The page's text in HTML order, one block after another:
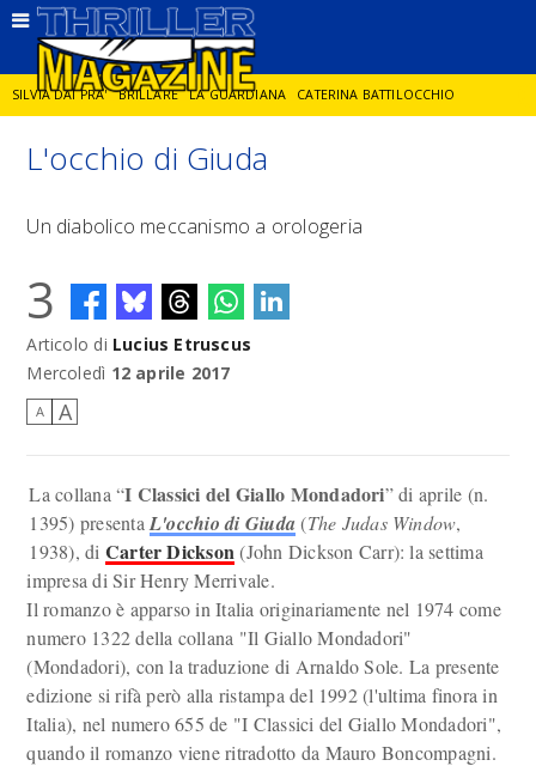
SILVIA DAI PRA' BRILLARE LA GUARDIANA CATERINA BATTILOCCHIO
JORGE DIAZ LA SPIA DELITTO IN CORNICE
L'occhio di Giuda
Un diabolico meccanismo a orologeria
3
Articolo di Lucius Etruscus
Mercoledì 12 aprile 2017
A A
La collana “I Classici del Giallo Mondadori” di aprile (n.
1395) presenta L'occhio di Giuda (The Judas Window,
1938), di Carter Dickson(John Dickson Carr): la settima
impresa di Sir Henry Merrivale.
Il romanzo è apparso in Italia originariamente nel 1974 come
numero 1322 della collana "Il Giallo Mondadori"
(Mondadori), con la traduzione di Arnaldo Sole. La presente
edizione si rifà però alla ristampa del 1992 (l'ultima finora in
Italia), nel numero 655 de "I Classici del Giallo Mondadori",
quando il romanzo viene ritradotto da Mauro Boncompagni.